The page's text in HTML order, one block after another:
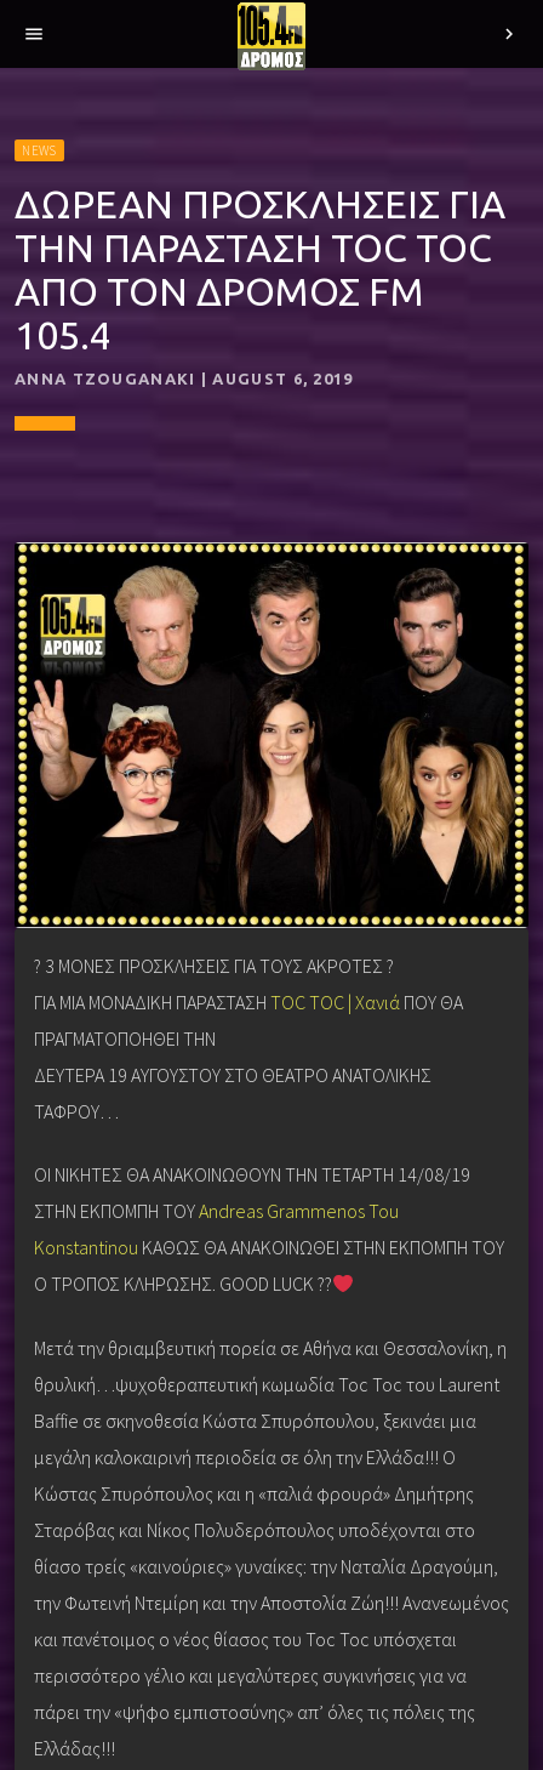
menu chevron_right
NEWS
ΔΩΡΕΑΝ ΠΡΟΣΚΛΗΣΕΙΣ ΓΙΑ
ΤΗΝ ΠΑΡΑΣΤΑΣΗ TOC TOC
ΑΠΟ ΤΟΝ ΔΡΟΜΟΣ FM
105.4
ANNA TZOUGANAKI | AUGUST 6, 2019
? 3 ΜΟΝΕΣ ΠΡΟΣΚΛΗΣΕΙΣ ΓΙΑ ΤΟΥΣ ΑΚΡΟΤΕΣ ?
ΓΙΑ ΜΙΑ ΜΟΝΑΔΙΚΗ ΠΑΡΑΣΤΑΣΗ TOC TOC | Χανιά ΠΟΥ ΘΑ
ΠΡΑΓΜΑΤΟΠΟΗΘΕΙ ΤΗΝ
ΔΕΥΤΕΡΑ 19 ΑΥΓΟΥΣΤΟΥ ΣΤΟ ΘΕΑΤΡΟ ΑΝΑΤΟΛΙΚΗΣ
ΤΑΦΡΟΥ…
ΟΙ ΝΙΚΗΤΕΣ ΘΑ ΑΝΑΚΟΙΝΩΘΟΥΝ ΤΗΝ ΤΕΤΑΡΤΗ 14/08/19
ΣΤΗΝ ΕΚΠΟΜΠΗ ΤΟΥAndreas Grammenos Tou
Konstantinou ΚΑΘΩΣ ΘΑ ΑΝΑΚΟΙΝΩΘΕΙ ΣΤΗΝ ΕΚΠΟΜΠΗ ΤΟΥ
Ο ΤΡΟΠΟΣ ΚΛΗΡΩΣΗΣ. GOOD LUCK ??
Μετά την θριαμβευτική πορεία σε Αθήνα και Θεσσαλονίκη, η
θρυλική…ψυχοθεραπευτική κωμωδία Toc Toc του Laurent
Baffie σε σκηνοθεσία Κώστα Σπυρόπουλου, ξεκινάει μια
μεγάλη καλοκαιρινή περιοδεία σε όλη την Ελλάδα!!! Ο
Κώστας Σπυρόπουλος και η «παλιά φρουρά» Δημήτρης
Σταρόβας και Νίκος Πολυδερόπουλος υποδέχονται στο
θίασο τρείς «καινούριες» γυναίκες: την Ναταλία Δραγούμη,
την Φωτεινή Ντεμίρη και την Αποστολία Ζώη!!! Ανανεωμένος
και πανέτοιμος ο νέος θίασος του Toc Toc υπόσχεται
περισσότερο γέλιο και μεγαλύτερες συγκινήσεις για να
πάρει την «ψήφο εμπιστοσύνης» απ’ όλες τις πόλεις της
Ελλάδας!!!